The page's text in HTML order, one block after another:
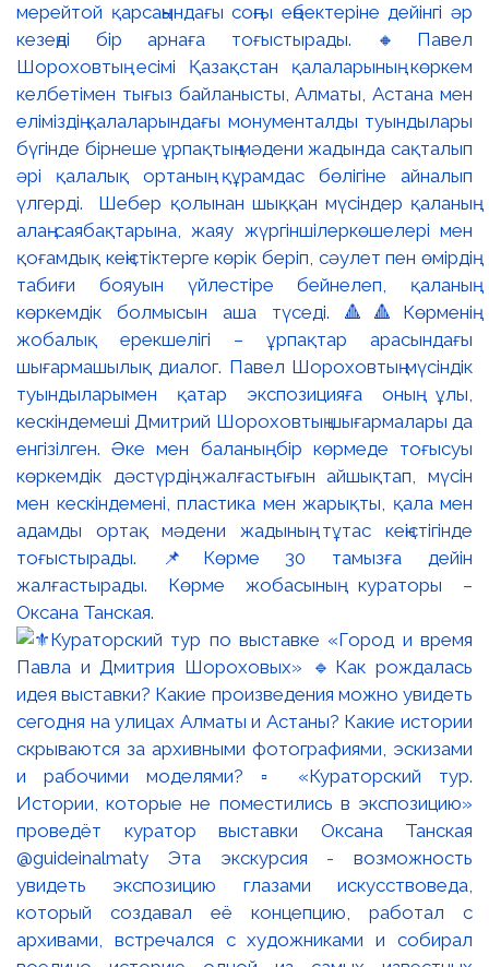
мерейтой қарсаңындағы соңғы еңбектеріне дейінгі әр
кезеңді бір арнаға тоғыстырады. 🔸Павел
Шороховтың есімі Қазақстан қалаларының көркем
келбетімен тығыз байланысты, Алматы, Астана мен
еліміздің қалаларындағы монументалды туындылары
бүгінде бірнеше ұрпақтың мәдени жадында сақталып
әрі қалалық ортаның құрамдас бөлігіне айналып
үлгерді. Шебер қолынан шыққан мүсіндер қаланың
алаң-саябақтарына, жаяу жүргіншілеркөшелері мен
қоғамдық кеңістіктерге көрік беріп, сәулет пен өмірдің
табиғи бояуын үйлестіре бейнелеп, қаланың
көркемдік болмысын аша түседі. 🔺🔺Көрменің
жобалық ерекшелігі – ұрпақтар арасындағы
шығармашылық диалог. Павел Шороховтың мүсіндік
туындыларымен қатар экспозицияға оның ұлы,
кескіндемеші Дмитрий Шороховтың шығармалары да
енгізілген. Әке мен баланың бір көрмеде тоғысуы
көркемдік дәстүрдің жалғастығын айшықтап, мүсін
мен кескіндемені, пластика мен жарықты, қала мен
адамды ортақ мәдени жадының тұтас кеңістігінде
тоғыстырады. 📌Көрме 30 тамызға дейін
жалғастырады. Көрме жобасының кураторы –
Оксана Танская.